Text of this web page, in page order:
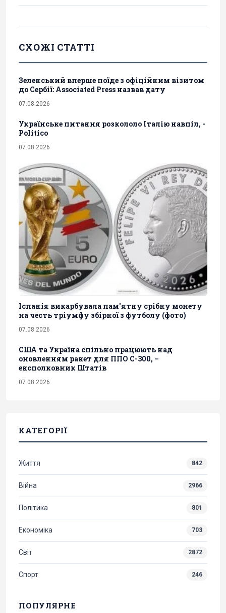
СХОЖІ СТАТТІ
Зеленський вперше поїде з офіційним візитом
до Сербії: Associated Press назвав дату
07.08.2026
Українське питання розкололо Італію навпіл, -
Politico
07.08.2026
Іспанія викарбувала пам'ятну срібну монету
на честь тріумфу збірної з футболу (фото)
07.08.2026
США та Україна спільно працюють над
оновленням ракет для ППО С-300, –
експолковник Штатів
07.08.2026
КАТЕГОРІЇ
Життя 842
Війна 2966
Політика 801
Економіка 703
Світ 2872
Спорт 246
ПОПУЛЯРНЕ